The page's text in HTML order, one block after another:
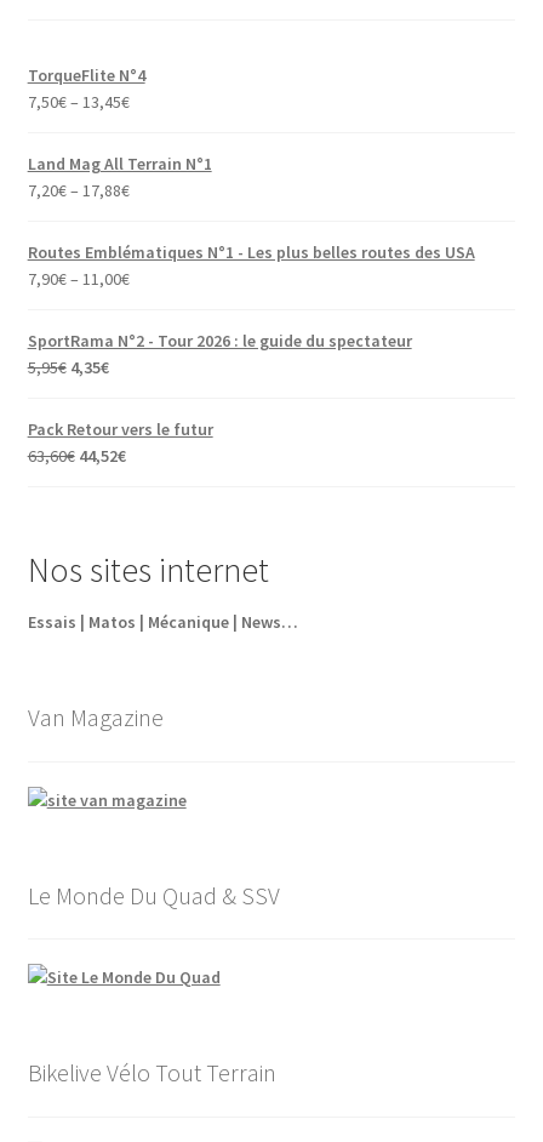
TorqueFlite N°4
7,50€– 13,45€
Land Mag All Terrain N°1
7,20€– 17,88€
Routes Emblématiques N°1 - Les plus belles routes des USA
7,90€– 11,00€
SportRama N°2 - Tour 2026 : le guide du spectateur
5,95€ Le
initial
était :
5,95€.
4,35€Le
est :
Pack Retour vers le futur
63,60€ Le
63,60€.
44,52€Le
44,52€.
Nos sites internet
Essais | Matos | Mécanique | News…
Van Magazine
Le Monde Du Quad & SSV
Bikelive Vélo Tout Terrain